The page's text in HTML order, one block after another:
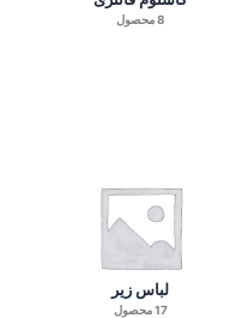
8 محصول
لباس زیر
17 محصول